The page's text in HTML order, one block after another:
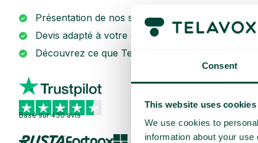
Consent
This website uses cookies
We use cookies to
information about your
Présentation de nos services
Devis adapté à votre entreprise
Découvrez ce que Telavox peut apporter à votre
Basé sur 430 avis